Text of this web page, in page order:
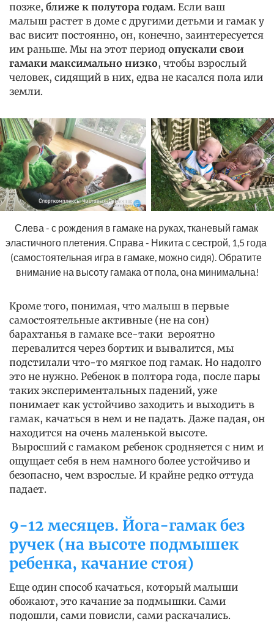
позже, ближе к полутора годам. Если ваш
малыш растет в доме с другими детьми и гамак у
вас висит постоянно, он, конечно, заинтересуется
им раньше. Мы на этот период опускали свои
гамаки максимально низко, чтобы взрослый
человек, сидящий в них, едва не касался пола или
земли.
Слева - с рождения в гамаке на руках, тканевый гамак
эластичного плетения. Справа - Никита с сестрой, 1,5 года
(самостоятельная игра в гамаке, можно сидя). Обратите
внимание на высоту гамака от пола, она минимальна!
Кроме того, понимая, что малыш в первые
самостоятельные активные (не на сон)
барахтанья в гамаке все-таки вероятно
перевалится через бортик и вывалится, мы
подстилали что-то мягкое под гамак. Но надолго
это не нужно. Ребенок в полтора года, после пары
таких экспериментальных падений, уже
понимает как устойчиво заходить и выходить в
гамак, качаться в нем и не падать. Даже падая, он
находится на очень маленькой высоте.
Выросший с гамаком ребенок сродняется с ним и
ощущает себя в нем намного более устойчиво и
безопасно, чем взрослые. И крайне редко оттуда
падает.
9-12 месяцев. Йога-гамак без
ручек (на высоте подмышек
ребенка, качание стоя)
Еще один способ качаться, который малыши
обожают, это качание за подмышки. Сами
подошли, сами повисли, сами раскачались.